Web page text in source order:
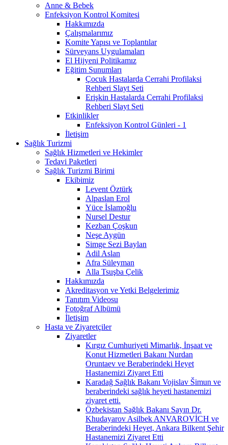
Anne & Bebek
Enfeksiyon Kontrol Komitesi
Hakkımızda
Çalışmalarımız
Komite Yapısı ve Toplantılar
Sürveyans Uygulamaları
El Hijyeni Politikamız
Eğitim Sunumları
Çocuk Hastalarda Cerrahi Profilaksi
Rehberi Slayt Seti
Erişkin Hastalarda Cerrahi Profilaksi
Rehberi Slayt Seti
Etkinlikler
Enfeksiyon Kontrol Günleri - 1
İletişim
Sağlık Turizmi
Sağlık Hizmetleri ve Hekimler
Tedavi Paketleri
Sağlık Turizmi Birimi
Ekibimiz
Levent Öztürk
Alpaslan Erol
Yüce İslamoğlu
Nursel Destur
Kezban Çoşkun
Neşe Aygün
Simge Sezi Baylan
Adil Aslan
Afra Süleyman
Alla Tsuşba Çelik
Hakkımızda
Akreditasyon ve Yetki Belgelerimiz
Tanıtım Videosu
Fotoğraf Albümü
İletişim
Hasta ve Ziyaretçiler
Ziyaretler
Kırgız Cumhuriyeti Mimarlık, İnşaat ve
Konut Hizmetleri Bakanı Nurdan
Oruntaev ve Beraberindeki Heyet
Hastanemizi Ziyaret Etti
Karadağ Sağlık Bakanı Vojislav Šimun ve
beraberindeki sağlık heyeti hastanemizi
ziyaret etti.
Özbekistan Sağlık Bakanı Sayın Dr.
Khudayarov Asilbek ANVAROVİCH ve
Beraberindeki Heyet, Ankara Bilkent Şehir
Hastanemizi Ziyaret Etti